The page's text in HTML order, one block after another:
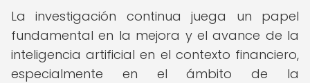
La investigación continua juega un papel
fundamental en la mejora y el avance de la
inteligencia artificial en el contexto financiero,
especialmente en el ámbito de la